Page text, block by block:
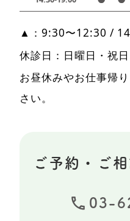
▲：9:30〜12:30 /
休診日：日曜日・祝日
お昼休みやお仕事帰
さい。
ご予約・ご
03-